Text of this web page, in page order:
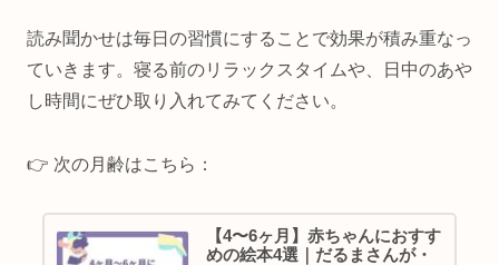
読み聞かせは毎日の習慣にすることで効果が積み重なっ
ていきます。寝る前のリラックスタイムや、日中のあや
し時間にぜひ取り入れてみてください。
👉 次の月齢はこちら：
【4〜6ヶ月】赤ちゃんにおすす
めの絵本4選｜だるまさんが・